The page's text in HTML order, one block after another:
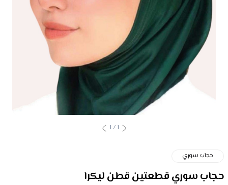
1
/
1
حجاب سوري
حجاب سوري قطعتين قطن ليكرا